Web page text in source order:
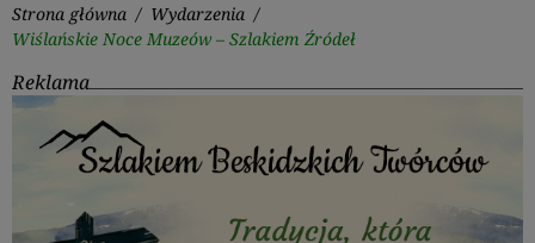
Strona główna / Wydarzenia /
Wiślańskie Noce Muzeów – Szlakiem Źródeł
Reklama